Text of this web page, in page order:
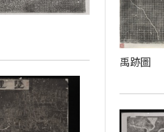
禹跡圖